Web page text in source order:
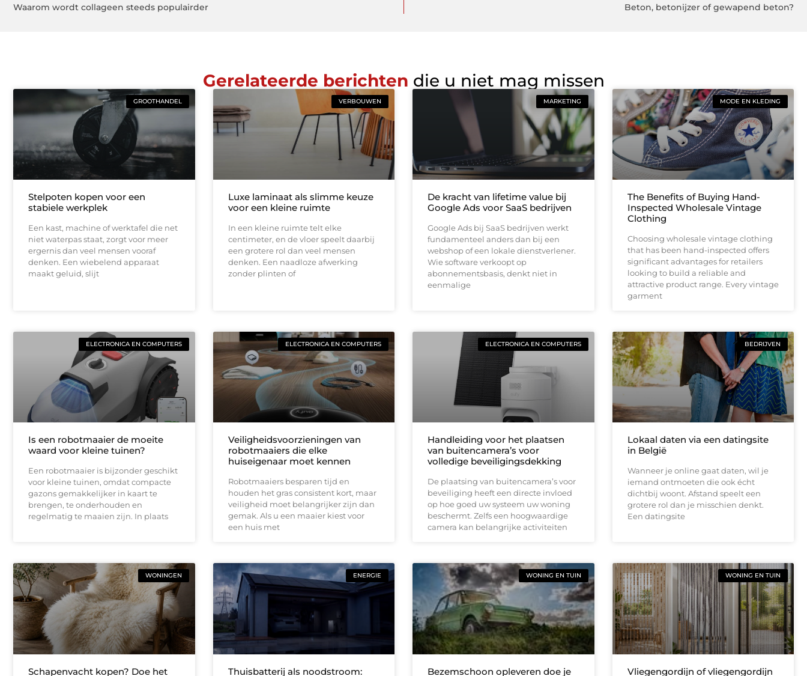
Waarom wordt collageen steeds populairder Beton, betonijzer of gewapend beton?
Gerelateerde berichten die u niet mag missen
GROOTHANDEL
Stelpoten kopen voor een
stabiele werkplek
Een kast, machine of werktafel die net
niet waterpas staat, zorgt voor meer
ergernis dan veel mensen vooraf
denken. Een wiebelend apparaat
maakt geluid, slijt
VERBOUWEN
Luxe laminaat als slimme keuze
voor een kleine ruimte
In een kleine ruimte telt elke
centimeter, en de vloer speelt daarbij
een grotere rol dan veel mensen
denken. Een naadloze afwerking
zonder plinten of
MARKETING
De kracht van lifetime value bij
Google Ads voor SaaS bedrijven
Google Ads bij SaaS bedrijven werkt
fundamenteel anders dan bij een
webshop of een lokale dienstverlener.
Wie software verkoopt op
abonnementsbasis, denkt niet in
eenmalige
MODE EN KLEDING
The Benefits of Buying Hand-
Inspected Wholesale Vintage
Clothing
Choosing wholesale vintage clothing
that has been hand-inspected offers
significant advantages for retailers
looking to build a reliable and
attractive product range. Every vintage
garment
ELECTRONICA EN COMPUTERS
Is een robotmaaier de moeite
waard voor kleine tuinen?
Een robotmaaier is bijzonder geschikt
voor kleine tuinen, omdat compacte
gazons gemakkelijker in kaart te
brengen, te onderhouden en
regelmatig te maaien zijn. In plaats
ELECTRONICA EN COMPUTERS
Veiligheidsvoorzieningen van
robotmaaiers die elke
huiseigenaar moet kennen
Robotmaaiers besparen tijd en
houden het gras consistent kort, maar
veiligheid moet belangrijker zijn dan
gemak. Als u een maaier kiest voor
een huis met
ELECTRONICA EN COMPUTERS
Handleiding voor het plaatsen
van buitencamera’s voor
volledige beveiligingsdekking
De plaatsing van buitencamera’s voor
beveiliging heeft een directe invloed
op hoe goed uw systeem uw woning
beschermt. Zelfs een hoogwaardige
camera kan belangrijke activiteiten
BEDRIJVEN
Lokaal daten via een datingsite
in België
Wanneer je online gaat daten, wil je
iemand ontmoeten die ook écht
dichtbij woont. Afstand speelt een
grotere rol dan je misschien denkt.
Een datingsite
WONINGEN
Schapenvacht kopen? Doe het
ENERGIE
Thuisbatterij als noodstroom:
WONING EN TUIN
Bezemschoon opleveren doe je
WONING EN TUIN
Vliegengordijn of vliegengordijn